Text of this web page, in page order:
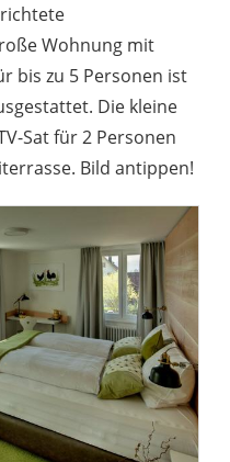
Wohnung mit
bis zu 5 Personen ist
Die kleine
Sat für 2 Personen
Bild antippen!